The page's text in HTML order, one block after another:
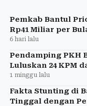
Pemkab Bantul
Rp41 Miliar per
6 hari lalu
Pendamping PKH
Luluskan 24 KPM
1 minggu lalu
Fakta Stunting di
Tinggal dengan